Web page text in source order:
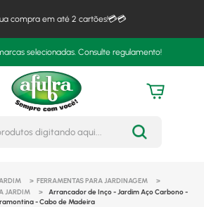
compra em até 2 cartões!💳💳
selecionadas. Consulte regulamento!
Busque seus produtos
FERRAMENTAS PARA JARDINAGEM
JARDIM
Arrancador de Inço - Jardim Aço Carbono -
- Cabo de Madeira